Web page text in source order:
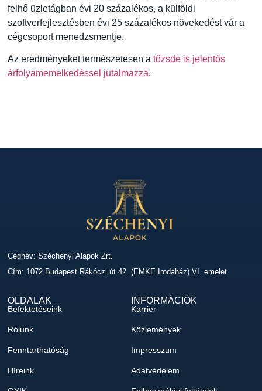
felhő üzletágban évi 20 százalékos, a külföldi
szoftverfejlesztésben évi 25 százalékos növekedést vár a
cégcsoport menedzsmentje.
Az eredményeket természetesen atőzsde is jelentős
árfolyamemelkedéssel jutalmazza.
Cégnév: Széchenyi Alapok Zrt.
Cím: 1072 Budapest Rákóczi út 42. (EMKE Irodaház) VI. emelet
OLDALAK
Befektetéseink
Rólunk
Fenntarthatóság
Híreink
INFORMÁCIÓK
Karrier
Közlemények
Impresszum
Adatvédelem